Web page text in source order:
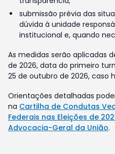
submissão prévia das
dúvida à unidade
institucional e, quando
As medidas serão aplicadas
de 2026, data do primeiro
25 de outubro de 2026, caso
Orientações detalhadas
na Cartilha de Condutas
Federais nas Eleições de
Advocacia-Geral da União.